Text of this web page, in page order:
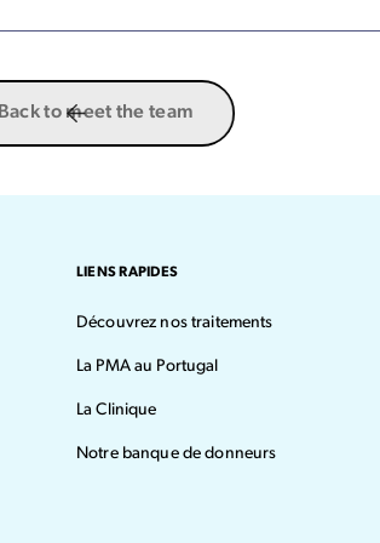
Back to meet the team
LIENS RAPIDES
Découvrez nos traitements
La PMA au Portugal
La Clinique
Notre banque de donneurs